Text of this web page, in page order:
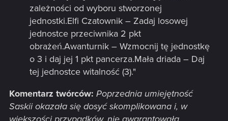
zależności od wyboru stworzonej
jednostki.Elfi Czatownik – Zadaj losowej
jednostce przeciwnika 2 pkt
obrażeń.Awanturnik – Wzmocnij tę jednostkę
o 3 i daj jej 1 pkt pancerza.Mała driada – Daj
tej jednostce witalność (3)."
Komentarz twórców: Poprzednia umiejętność
Saskii okazała się dosyć skomplikowana i, w